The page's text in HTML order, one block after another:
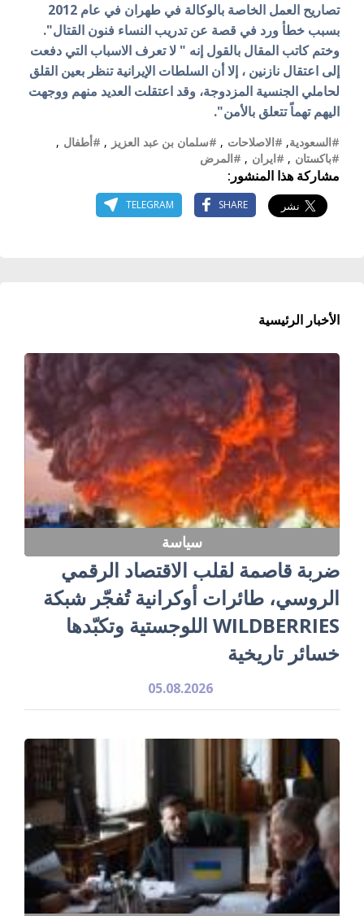
تصاريح العمل الخاصة بالوكالة في طهران في عام 2012
بسبب خطأ ورد في قصة عن تدريب النساء فنون القتال".
وختم كاتب المقال بالقول إنه " لا تعرف الاسباب التي دفعت
إلى اعتقال نازنين ، إلا أن السلطات الإيرانية تنظر بعين القلق
لحاملي الجنسية المزدوجة، وقد اعتقلت العديد منهم ووجهت
اليهم تهماً تتعلق بالأمن".
#السعودية, #الاصلاحات , #سلمان بن عبد العزيز , #أطفال ,
#باكستان , #ايران , #المرض
مشاركة هذا المنشور:
SHARE
TELEGRAM
الأخبار الرئيسية
سياسة
ضربة قاصمة لقلب الاقتصاد الرقمي
الروسي، طائرات أوكرانية تُفجّر شبكة
WILDBERRIES اللوجستية وتكبّدها
خسائر تاريخية
05.08.2026